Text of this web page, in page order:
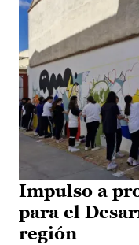
Impulso a
para el
región